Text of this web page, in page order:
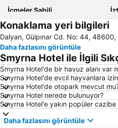
İçmeler Sahili
Kötekli
Sultaniye Kaplıcaları
Marmaris Limanı
Yanıklar
Barlar Sokağı
Aqua Dream Su Parkı
Bördübet
Akyaka Tren Garı
Konaklama yeri bilgileri
Dalyan, Gülpınar Cd. No: 44,
Daha fazlasını görüntüle
Smyrna Hotel ile İlgili
Smyrna Hotel'de bir havuz alanı var
Smyrna Hotel'de evcil hayvanlara
Smyrna Hotel'de otopark mevcut
Smyrna Hotel nerede bulunuyor?
Smyrna Hotel'e yakın popüler
Daha fazlasını görüntüle